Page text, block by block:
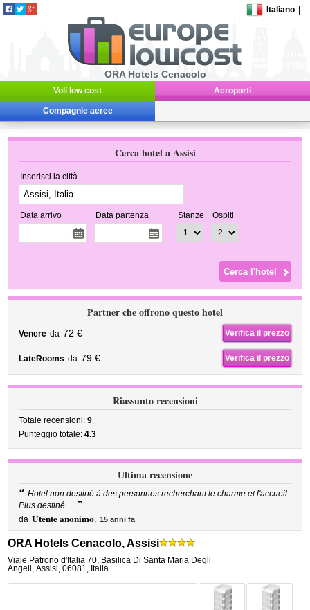
Italiano
ORA Hotels Cenacolo
Voli low cost Aeroporti
Compagnie aeree
Cerca hotel a Assisi
Inserisci la città
Data arrivo Data partenza Stanze Ospiti
Partner che offrono questo hotel
Venere da 72 € Verifica il prezzo
LateRooms da 79 € Verifica il prezzo
Riassunto recensioni
Totale recensioni:9
Punteggio totale:4.3
Ultima recensione
“ Hotel non destiné à des personnes recherchant le charme et l'accueil.
Plus destiné ... ”
da Utente anonimo, 15 anni fa
ORA Hotels Cenacolo, Assisi
Viale Patrono d'Italia 70, Basilica Di Santa Maria Degli
Angeli, Assisi,06081, Italia